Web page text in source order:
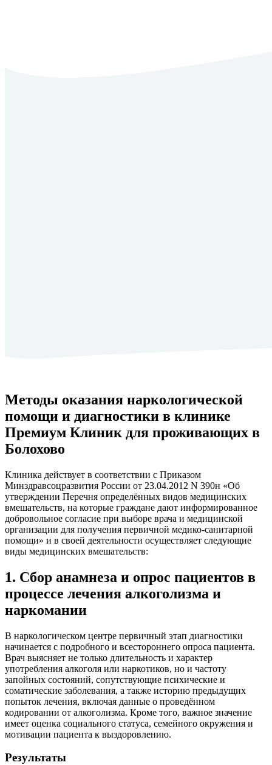
Методы оказания наркологической
помощи и диагностики в клинике
Премиум Клиник для проживающих в
Болохово
Клиника действует в соответствии с Приказом
Минздравсоцразвития России от 23.04.2012 N 390н «Об
утверждении Перечня определённых видов медицинских
вмешательств, на которые граждане дают информированное
добровольное согласие при выборе врача и медицинской
организации для получения первичной медико-санитарной
помощи» и в своей деятельности осуществляет следующие
виды медицинских вмешательств:
1. Сбор анамнеза и опрос пациентов в
процессе лечения алкоголизма и
наркомании
В наркологическом центре первичный этап диагностики
начинается с подробного и всестороннего опроса пациента.
Врач выясняет не только длительность и характер
употребления алкоголя или наркотиков, но и частоту
запойных состояний, сопутствующие психические и
соматические заболевания, а также историю предыдущих
попыток лечения, включая данные о проведённом
кодировании от алкоголизма. Кроме того, важное значение
имеет оценка социального статуса, семейного окружения и
мотивации пациента к выздоровлению.
Результаты